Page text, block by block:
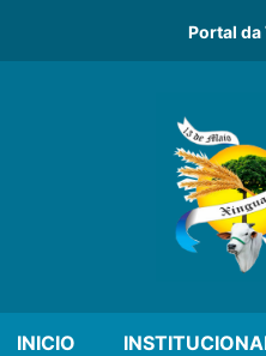
Portal
INICIO